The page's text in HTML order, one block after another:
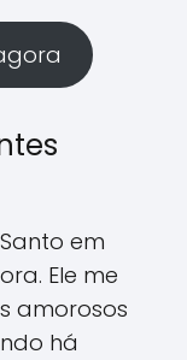
em
Ele me
amorosos
há